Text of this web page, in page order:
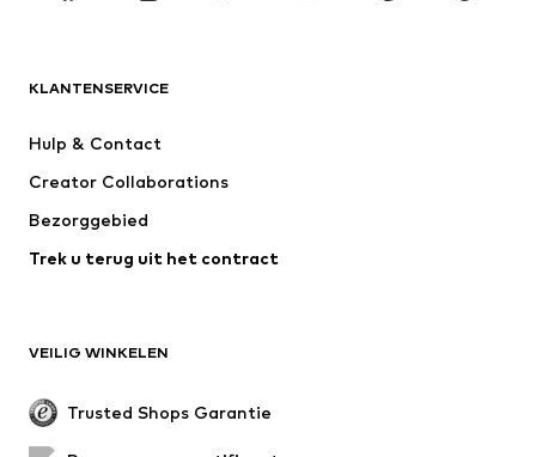
NAME IT
Nike Sportswear
KLANTENSERVICE
Hulp & Contact
Creator Collaborations
Bezorggebied
Trek u terug uit het contract
VEILIG WINKELEN
Trusted Shops Garantie